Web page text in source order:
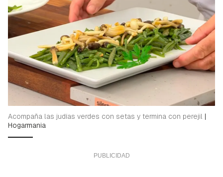
Acompaña las judías verdes con setas y termina con perejil |
Hogarmania